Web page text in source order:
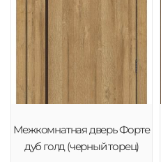
Межкомнатная дверь Форте
дуб голд (черный торец)